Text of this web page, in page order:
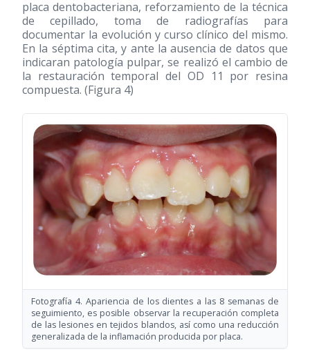
placa dentobacteriana, reforzamiento de la técnica
de cepillado, toma de radiografías para
documentar la evolución y curso clínico del mismo.
En la séptima cita, y ante la ausencia de datos que
indicaran patología pulpar, se realizó el cambio de
la restauración temporal del OD 11 por resina
compuesta. (Figura 4)
Fotografía 4. Apariencia de los dientes a las 8 semanas de
seguimiento, es posible observar la recuperación completa
de las lesiones en tejidos blandos, así como una reducción
generalizada de la inflamación producida por placa.